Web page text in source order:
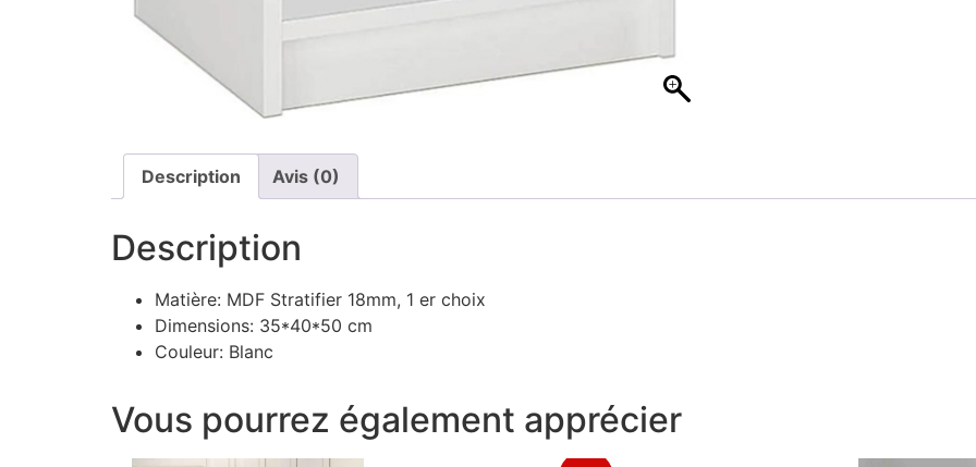
Description Avis (0)
Description
Matière: MDF Stratifier 18mm, 1 er choix
Dimensions: 35*40*50 cm
Couleur: Blanc
Vous pourrez également apprécier